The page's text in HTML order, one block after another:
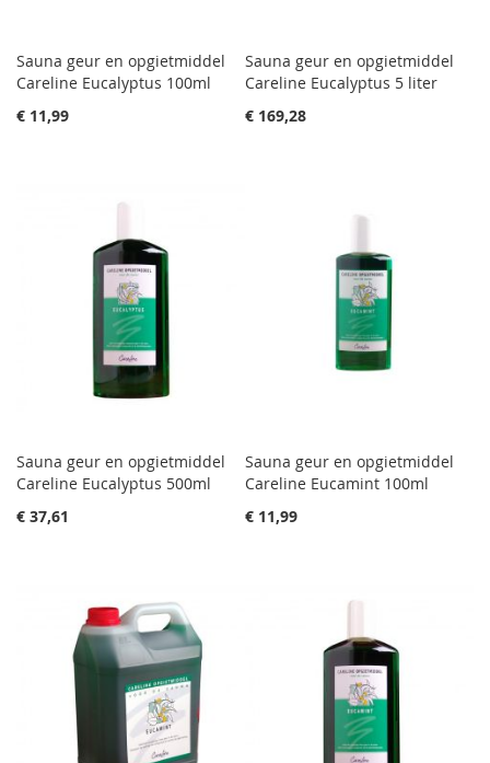
Sauna geur en opgietmiddel
Careline Eucalyptus 100ml
€ 11,99
Sauna geur en opgietmiddel
Careline Eucalyptus 5 liter
€ 169,28
Sauna geur en opgietmiddel
Careline Eucalyptus 500ml
€ 37,61
Sauna geur en opgietmiddel
Careline Eucamint 100ml
€ 11,99